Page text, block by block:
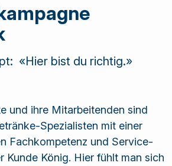
(ZWW)
/
marktführende
Getränkebranche
Grossisten und
Lieferanten und
bietet eine
Vielzahl von
Market-Report
und Organisation
«Hier bist du richtig.»
und ihre Mitarbeitenden sind
Spezialisten mit einer
Fachkompetenz und Service-
Kunde König. Hier fühlt man sich
Login
Kontakt